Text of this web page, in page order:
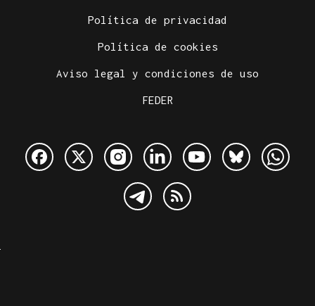
Política de privacidad
Política de cookies
Aviso legal y condiciones de uso
FEDER